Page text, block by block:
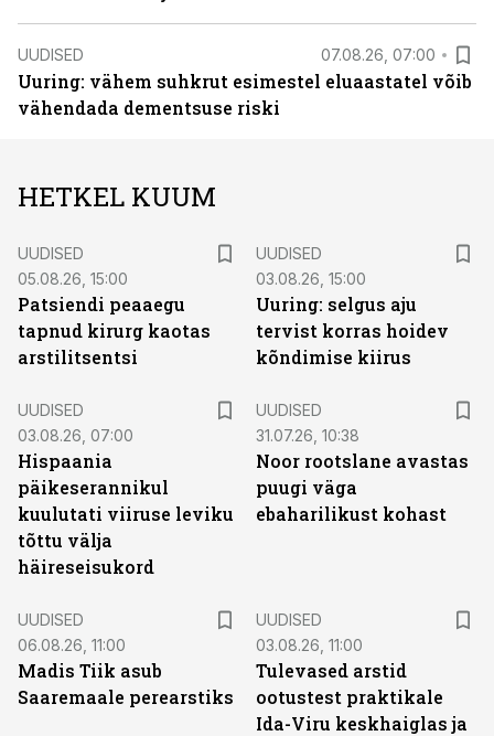
UUDISED 07.08.26, 07:00
Uuring: vähem suhkrut esimestel eluaastatel võib
vähendada dementsuse riski
HETKEL KUUM
UUDISED
05.08.26, 15:00
Patsiendi peaaegu
tapnud kirurg kaotas
arstilitsentsi
UUDISED
03.08.26, 15:00
Uuring: selgus aju
tervist korras hoidev
kõndimise kiirus
UUDISED
03.08.26, 07:00
Hispaania
päikeserannikul
kuulutati viiruse leviku
tõttu välja
häireseisukord
UUDISED
31.07.26, 10:38
Noor rootslane avastas
puugi väga
ebaharilikust kohast
UUDISED
06.08.26, 11:00
Madis Tiik asub
Saaremaale perearstiks
UUDISED
03.08.26, 11:00
Tulevased arstid
ootustest praktikale
Ida-Viru keskhaiglas ja